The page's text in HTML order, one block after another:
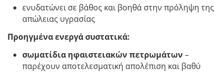
ενυδατώνει σε βάθος και βοηθά στην πρόληψη της
απώλειας υγρασίας
Προηγμένα ενεργά συστατικά:
σωματίδια ηφαιστειακών πετρωμάτων –
παρέχουν αποτελεσματική απολέπιση και βαθύ